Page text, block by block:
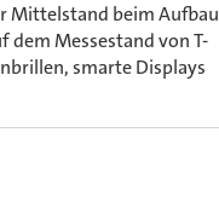
Mittelstand beim Aufbau
Messestand von T-
smarte Displays